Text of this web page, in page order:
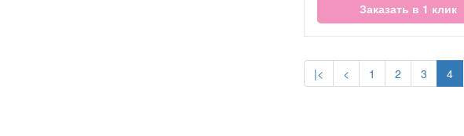
Заказать в 1 клик
|< < 1 2 3 4